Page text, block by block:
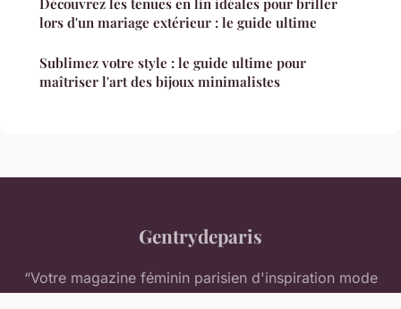
lors d'un mariage extérieur : le guide ultime
Sublimez votre style : le guide ultime pour
maîtriser l'art des bijoux minimalistes
Gentrydeparis
“Votre magazine féminin parisien d'inspiration mode